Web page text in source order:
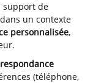
support de
un contexte
personnalisée,
(téléphone,